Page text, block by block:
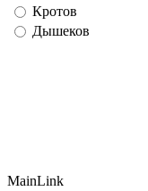
Кротов
Дышеков
MainLink